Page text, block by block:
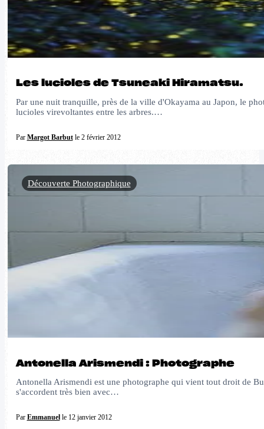
Les lucioles de Tsuneaki Hiramatsu.
Par une nuit tranquille, près de la ville d'Okayama au Japon, le
lucioles virevoltantes entre les arbres.…
Par Margot Barbutle 2 février 2012
Antonella Arismendi : Photographe
Antonella Arismendi est une photographe qui vient tout droit de
s'accordent très bien avec…
Par Emmanuelle 12 janvier 2012
Découverte Photographique